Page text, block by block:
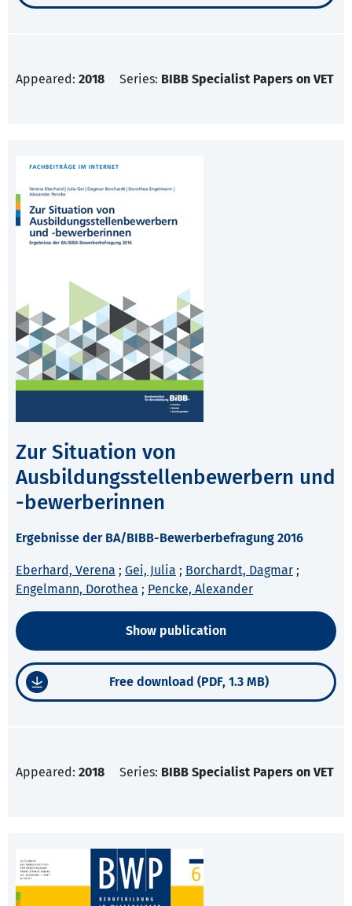
Appeared: 2018 Series: BIBB Specialist Papers on VET
Zur Situation von
Ausbildungsstellenbewerbern und
-bewerberinnen
Ergebnisse der BA/BIBB-Bewerberbefragung 2016
Eberhard, Verena ; Gei, Julia ; Borchardt, Dagmar ;
Engelmann, Dorothea ; Pencke, Alexander
Show publication
Free download (PDF, 1.3 MB)
Appeared: 2018 Series: BIBB Specialist Papers on VET